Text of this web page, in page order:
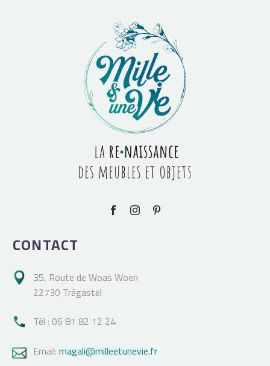
CONTACT
 35, Route de Woas Woen
22730 Trégastel
 Tél : 06 81 82 12 24
 Email:magali@milleetunevie.fr